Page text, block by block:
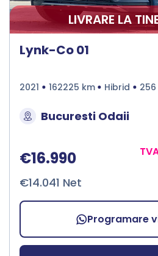
LIVRARE LA
Lynk-Co 01
2021 162225 km Hibrid 256
Bucuresti Odaii
€16.990
€14.041 Net
Programare